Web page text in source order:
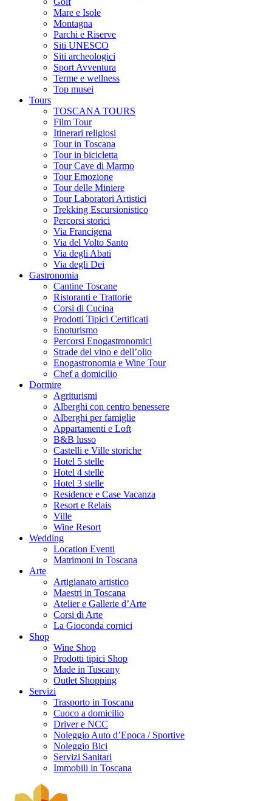
Mare e Isole
Montagna
Parchi e Riserve
Siti UNESCO
Siti archeologici
Sport Avventura
Terme e wellness
Top musei
Tours
TOSCANA TOURS
Film Tour
Itinerari religiosi
Tour in Toscana
Tour in bicicletta
Tour Cave di Marmo
Tour Emozione
Tour delle Miniere
Tour Laboratori Artistici
Trekking Escursionistico
Percorsi storici
Via Francigena
Via del Volto Santo
Via degli Abati
Via degli Dei
Gastronomia
Cantine Toscane
Ristoranti e Trattorie
Corsi di Cucina
Prodotti Tipici Certificati
Enoturismo
Percorsi Enogastronomici
Strade del vino e dell’olio
Enogastronomia e Wine Tour
Chef a domicilio
Dormire
Agriturismi
Alberghi con centro benessere
Alberghi per famiglie
Appartamenti e Loft
B&B lusso
Castelli e Ville storiche
Hotel 5 stelle
Hotel 4 stelle
Hotel 3 stelle
Residence e Case Vacanza
Resort e Relais
Ville
Wine Resort
Wedding
Location Eventi
Matrimoni in Toscana
Arte
Artigianato artistico
Maestri in Toscana
Atelier e Gallerie d’Arte
Corsi di Arte
La Gioconda cornici
Shop
Wine Shop
Prodotti tipici Shop
Made in Tuscany
Outlet Shopping
Servizi
Trasporto in Toscana
Cuoco a domicilio
Driver e NCC
Noleggio Auto d’Epoca / Sportive
Noleggio Bici
Servizi Sanitari
Immobili in Toscana